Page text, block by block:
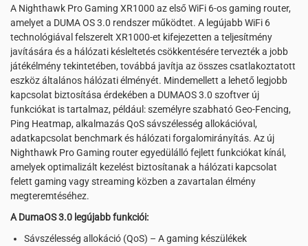
A Nighthawk Pro Gaming XR1000 az első WiFi 6-os gaming router,
amelyet a DUMA OS 3.0 rendszer működtet. A legújabb WiFi 6
technológiával felszerelt XR1000-et kifejezetten a teljesítmény
javítására és a hálózati késleltetés csökkentésére tervezték a jobb
játékélmény tekintetében, továbbá javítja az összes csatlakoztatott
eszköz általános hálózati élményét. Mindemellett a lehető legjobb
kapcsolat biztosítása érdekében a DUMAOS 3.0 szoftver új
funkciókat is tartalmaz, például: személyre szabható Geo-Fencing,
Ping Heatmap, alkalmazás QoS sávszélesség allokációval,
adatkapcsolat benchmark és hálózati forgalomirányítás. Az új
Nighthawk Pro Gaming router egyedülálló fejlett funkciókat kínál,
amelyek optimalizált kezelést biztosítanak a hálózati kapcsolat
felett gaming vagy streaming közben a zavartalan élmény
megteremtéséhez.
A DumaOS 3.0 legújabb funkciói:
Sávszélesség allokáció (QoS) – A gaming készülékek